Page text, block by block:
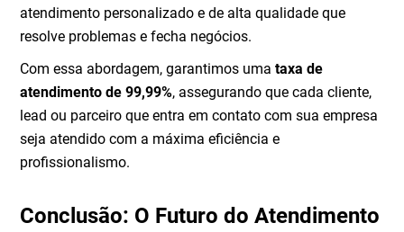
atendimento personalizado e de alta qualidade que
resolve problemas e fecha negócios.
Com essa abordagem, garantimos umataxa de
atendimento de 99,99%, assegurando que cada cliente,
lead ou parceiro que entra em contato com sua empresa
seja atendido com a máxima eficiência e
profissionalismo.
Conclusão: O Futuro do Atendimento